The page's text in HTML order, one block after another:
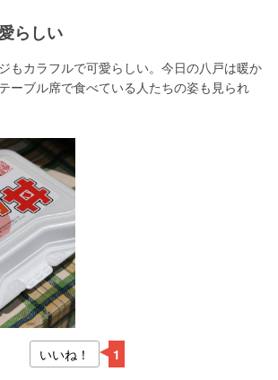
らしい
もカラフルで可愛らしい。今日の八戸は暖か
ーブル席で食べている人たちの姿も見られ
いいね！ 1